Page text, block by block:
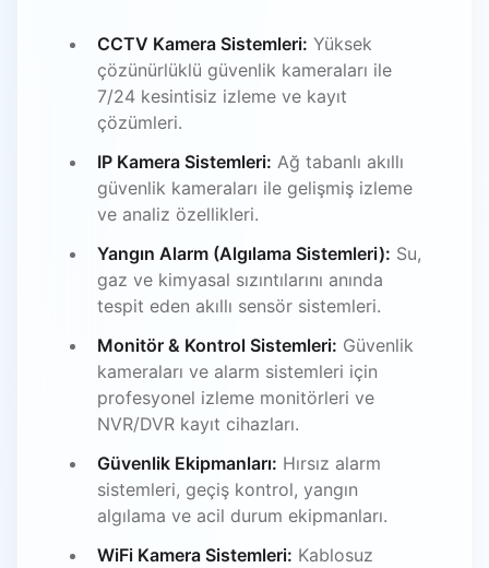
CCTV Kamera Sistemleri: Yüksek
çözünürlüklü güvenlik kameraları ile
7/24 kesintisiz izleme ve kayıt
çözümleri.
IP Kamera Sistemleri: Ağ tabanlı akıllı
güvenlik kameraları ile gelişmiş izleme
ve analiz özellikleri.
Yangın Alarm (Algılama Sistemleri): Su,
gaz ve kimyasal sızıntılarını anında
tespit eden akıllı sensör sistemleri.
Monitör & Kontrol Sistemleri: Güvenlik
kameraları ve alarm sistemleri için
profesyonel izleme monitörleri ve
NVR/DVR kayıt cihazları.
Güvenlik Ekipmanları: Hırsız alarm
sistemleri, geçiş kontrol, yangın
algılama ve acil durum ekipmanları.
WiFi Kamera Sistemleri: Kablosuz